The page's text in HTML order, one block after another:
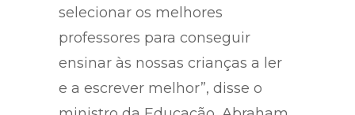
selecionar os melhores
professores para conseguir
ensinar às nossas crianças a ler
e a escrever melhor”, disse o